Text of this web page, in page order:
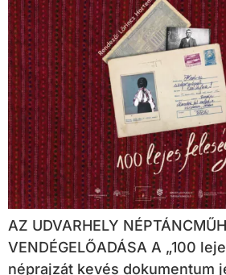
AZ UDVARHELY
VENDÉGELŐADÁSA A „100
néprajzát kevés dokumentum